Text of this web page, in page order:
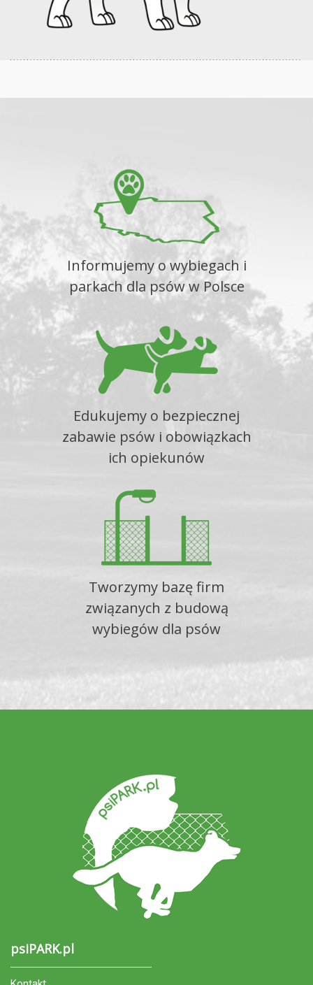
Informujemy o wybiegach i
parkach dla psów w Polsce
Edukujemy o bezpiecznej
zabawie psów i obowiązkach
ich opiekunów
Tworzymy bazę firm
związanych z budową
wybiegów dla psów
psiPARK.pl